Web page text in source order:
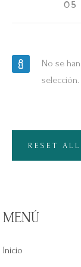
05
No se
selección.
RESET
MENÚ
Inicio